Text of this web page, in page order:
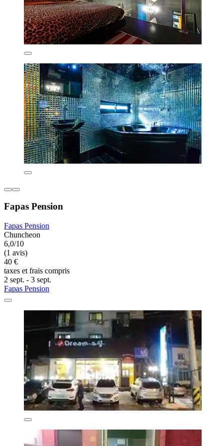
Fapas Pension
Fapas Pension
Chuncheon
6,0/10
(1 avis)
40 €
taxes et frais compris
2 sept. - 3 sept.
Fapas Pension